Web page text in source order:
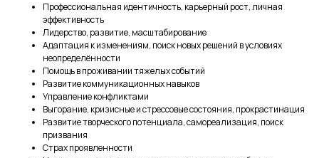
Профессиональная идентичность, карьерный рост, личная
эффективность
Лидерство, развитие, масштабирование
Адаптация к изменениям, поиск новых решений в условиях
неопределённости
Помощь в проживании тяжелых событий
Развитие коммуникационных навыков
Управление конфликтами
Выгорание, кризисные и стрессовые состояния, прокрастинация
Развитие творческого потенциала, самореализация, поиск
призвания
Страх проявленности